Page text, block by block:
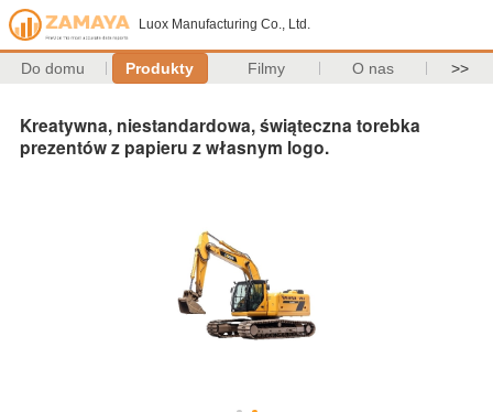
Luox Manufacturing Co., Ltd.
Do domu Produkty Filmy O nas >>
Kreatywna, niestandardowa, świąteczna torebka
prezentów z papieru z własnym logo.